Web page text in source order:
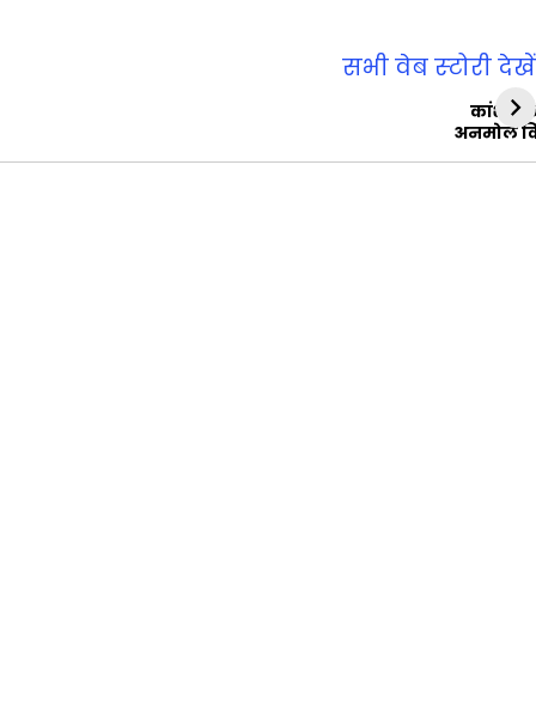
अनमोल
सभी वेब स्‍टोरी देखें